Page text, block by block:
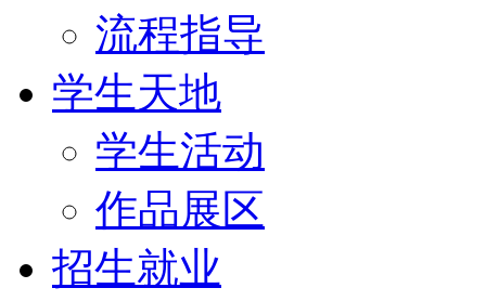
流程指导
学生天地
学生活动
作品展区
招生就业